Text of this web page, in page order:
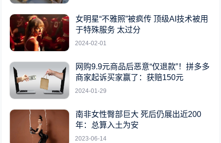
女明星“不雅照”被疯传 顶级AI技术被用
于特殊服务 太过分
2024-02-01
网购9.9元商品后恶意“仅退款”！拼多多
商家起诉买家赢了：获赔150元
2024-01-29
南非女性臀部巨大 死后仍展出近200
年：总算入土为安
2023-06-14